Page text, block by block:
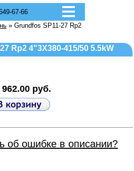
67-66
» Grundfos SP11-27 Rp2
Rp2 4"3X380-415/50 5.5kW
962.00 руб.
об ошибке в описании?